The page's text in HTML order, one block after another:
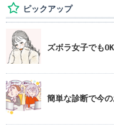
ピックアップ
ズボラ女子でも
簡単な診断で今